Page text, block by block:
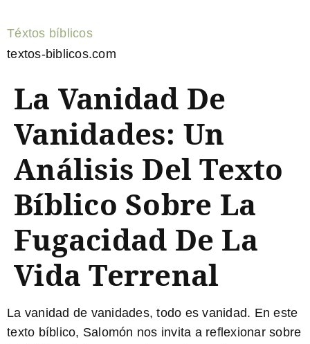
Téxtos bíblicos
textos-biblicos.com
La Vanidad De
Vanidades: Un
Análisis Del Texto
Bíblico Sobre La
Fugacidad De La
Vida Terrenal
La vanidad de vanidades, todo es vanidad. En este
texto bíblico, Salomón nos invita a reflexionar sobre